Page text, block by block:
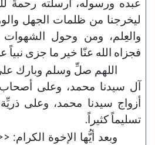
ليخرجنا من ظلمات الجهل
والعِلم، ومن وحول الشهوات
فجزاه الله عنّا خير ما جزى نبياً
اللهم صلِّ وسلم وبارك
آل سيدنا محمد، وعلى
أزواج سيدنا محمد، وعلى
تسليماً كثيراً.
وبعد أيُّها الإخوة